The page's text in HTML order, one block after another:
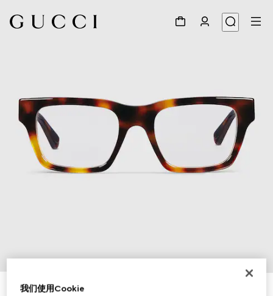
长方形镜框太阳眼镜
我们使用Cookie